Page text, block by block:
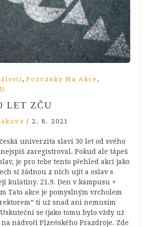
, Pozvánky Na Akce ,
LET ZČU
/ 2. 8. 2021
univerzita slaví 30 let od svého
zaregistroval. Pokud ale tápeš
je pro tebe tento přehled akcí jako
si žádnou z nich ujít a oslav s
kulatiny. 21.9. Den v kampusu +
Tato akce je pomyslným vrcholem
ti už snad ani nemusím
se (jako tomu bylo vždy už
nádvoří Plzeňského Prazdroje. Zde